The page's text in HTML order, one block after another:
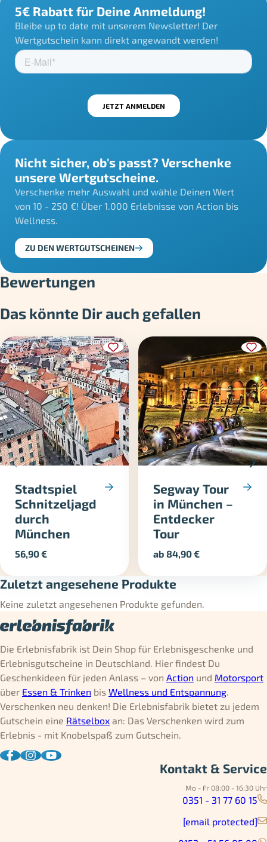
5€ Rabatt für Deine Anmeldung!
Bleibe up to date mit unserem Newsletter! Der
Wertgutschein kann direkt angewandt werden!
Nicht sicher, ob's passt? Verschenke
unsere Wertgutscheine.
Verschenke mehr Auswahl und wähle Deinen Wert
von 10 - 250 €! Über 1.000 Erlebnisse von Action bis
Wellness.
ZU DEN WERTGUTSCHEINEN
Bewertungen
Das könnte Dir auch gefallen
Stadtspiel
Schnitzeljagd
durch
München
56,90€
Segway Tour
in München –
Entdecker
Tour
ab84,90€
Zuletzt angesehene Produkte
Keine zuletzt angesehenen Produkte gefunden.
Die Erlebnisfabrik ist Dein Shop für Erlebnisgeschenke und
Erlebnisgutscheine in Deutschland. Hier findest Du
Geschenkideen für jeden Anlass – von Action und Motorsport
über Essen & Trinken bis Wellness und Entspannung.
Verschenken neu denken! Die Erlebnisfabrik bietet zu jedem
Gutschein eine Rätselbox an: Das Verschenken wird zum
Erlebnis - mit Knobelspaß zum Gutschein.
Kontakt & Service
Mo - Fr 08:00 - 16:30 Uhr
0351 - 31 77 60 15
[email protected]